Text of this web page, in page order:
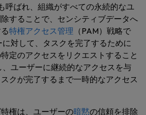
呼ばれ、組織がすべての永続的なユ
することで、センシティブデータへ
特権アクセス管理 （PAM）戦略で
対して、タスクを完了するために
定のアクセスをリクエストすること
、ユーザーに継続的なアクセスを与
クが完了するまで一時的なアクセス
権は、ユーザーの暗黙の信頼を排除